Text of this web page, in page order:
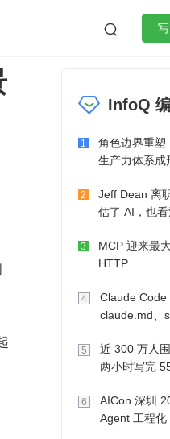

作
微服务架构
InfoQ
1
角色边界重塑
生产力体系成
2
Jeff Dean 离
估了 AI，也
3
MCP 迎来最
HTTP
4
Claude Code
claude.md、
5
近 300 万人
两小时写完
6
AICon 深圳
Agent 工程化